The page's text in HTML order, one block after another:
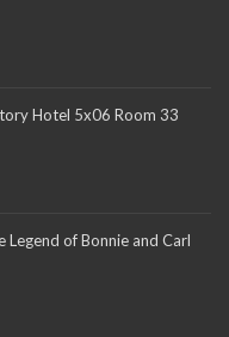
Hotel 5x06 Room 33
Legend of Bonnie and Carl